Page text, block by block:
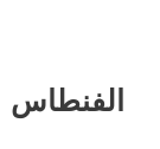
الفنطاس